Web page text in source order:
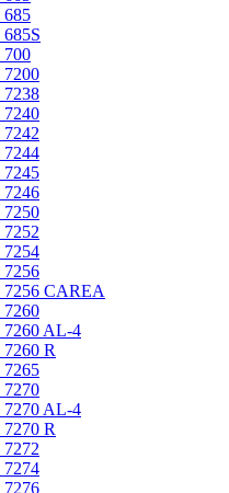
685
685S
700
7200
7238
7240
7242
7244
7245
7246
7250
7252
7254
7256
7256 CAREA
7260
7260 AL-4
7260 R
7265
7270
7270 AL-4
7270 R
7272
7274
7276